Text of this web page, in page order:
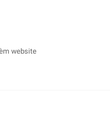
website